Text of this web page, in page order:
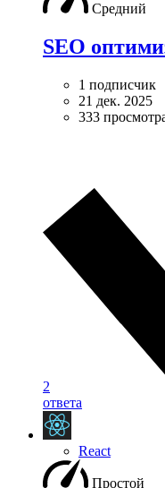
Средний
SEO
1 подписчик
21 дек. 2025
333
2
ответа
React
Простой